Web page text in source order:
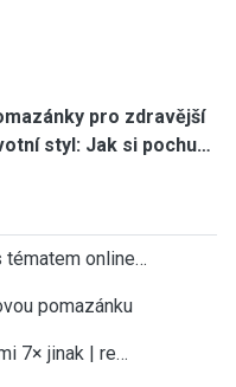
pro zdravější
styl: Jak si pochu…
tématem online…
pomazánku
7× jinak | re…